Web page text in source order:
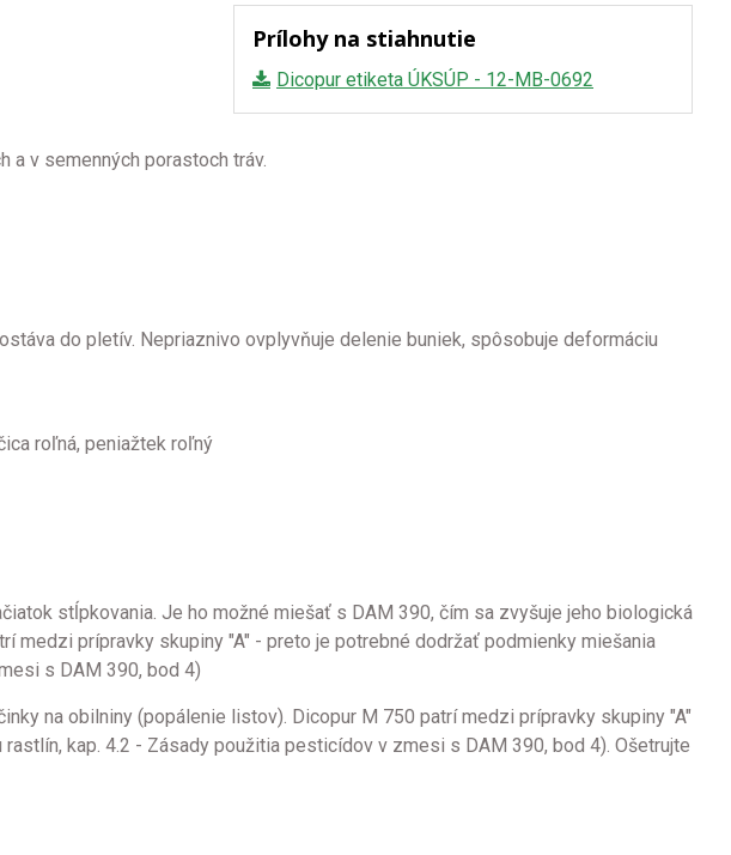
Prílohy na stiahnutie
Dicopur etiketa ÚKSÚP - 12-MB-0692
a v semenných porastoch tráv.
do pletív. Nepriaznivo ovplyvňuje delenie buniek, spôsobuje deformáciu
roľná, peniažtek roľný
stĺpkovania. Je ho možné miešať s DAM 390, čím sa zvyšuje jeho biologická
prípravky skupiny "A" - preto je potrebné dodržať podmienky miešania
s DAM 390, bod 4)
na obilniny (popálenie listov). Dicopur M 750 patrí medzi prípravky skupiny "A"
kap. 4.2 - Zásady použitia pesticídov v zmesi s DAM 390, bod 4). Ošetrujte